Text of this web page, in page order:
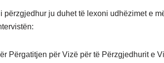
përzgjedhur ju duhet të lexoni udhëzimet e
Përgatitjen për Vizë për të Përzgjedhurit e